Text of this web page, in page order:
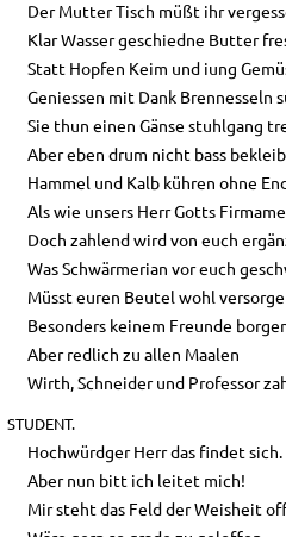
Der Mutter Tisch müßt ihr
Klar Wasser geschiedne Butter
Statt Hopfen Keim und iung
Geniessen mit Dank Brennesseln
Sie thun einen Gänse stuhlgang
Aber eben drum nicht bass
Hammel und Kalb kühren ohne
Als wie unsers Herr Gotts
Doch zahlend wird von euch
Was Schwärmerian vor euch
Müsst euren Beutel wohl
Besonders keinem Freunde
Aber redlich zu allen Maalen
Wirth, Schneider und Professor
STUDENT.
Hochwürdger Herr das findet sich.
Aber nun bitt ich leitet mich!
Mir steht das Feld der Weisheit